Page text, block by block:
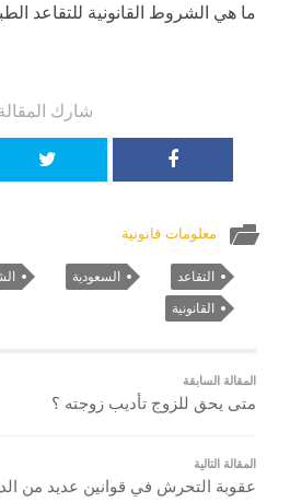
ما هي الشروط القانونية للتقاعد
شارك
معلومات قانونية
التقاعد السعودية
القانونية
المقالة السابقة
متى يحق للزوج تأديب زوجته ؟
المقالة التالية
عقوبة التحرش في قوانين عديد من